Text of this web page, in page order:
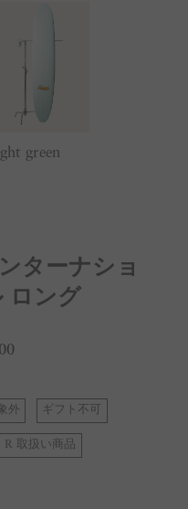
green
ターナショ
ロング
外 ギフト不可
R 取扱い商品